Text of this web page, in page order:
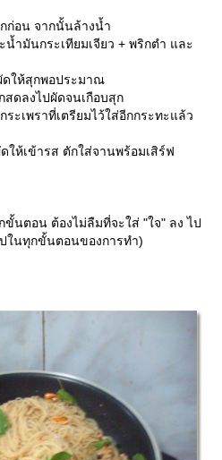
ก่อน จากนั้นล้างน้ำ
ำมันกระเทียมเจียว + พริกตำ และ
ดให้สุกพอประมาณ
สดลงไปผัดจนเกือบสุก
ระเพราที่เตรียมไว้ใส่อีกกระทะแล้ว
ให้เข้ารส ตักใส่จานพร้อมเสิร์ฟ
ขั้นตอน ต้องไม่ลืมที่จะใส่ "ใจ" ลง ไป
ในทุกขั้นตอนของการทำ)